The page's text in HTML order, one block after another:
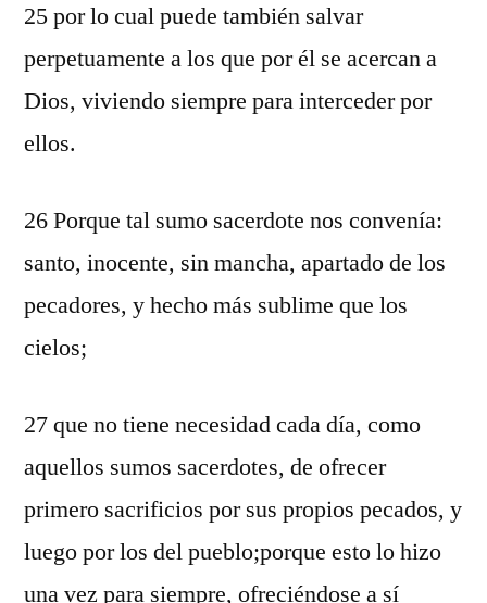
25 por lo cual puede también salvar
perpetuamente a los que por él se acercan a
Dios, viviendo siempre para interceder por
ellos.
26 Porque tal sumo sacerdote nos convenía:
santo, inocente, sin mancha, apartado de los
pecadores, y hecho más sublime que los
cielos;
27 que no tiene necesidad cada día, como
aquellos sumos sacerdotes, de ofrecer
primero sacrificios por sus propios pecados, y
luego por los del pueblo;porque esto lo hizo
una vez para siempre, ofreciéndose a sí